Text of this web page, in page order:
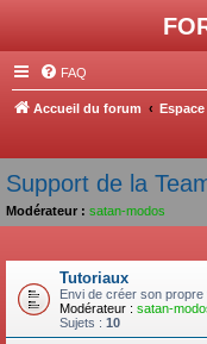
FAQ
Accueil du forum
Support de la
Modérateur : satan-modos
Tutoriaux
Envi de créer son
Modérateur : satan-
Sujets : 10